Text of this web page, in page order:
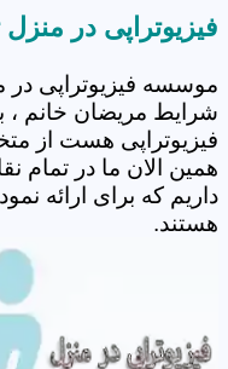
فیزیوتراپی در
موسسه فیزیوتراپی
شرایط مریضان خانم ،
فیزیوتراپی هست از
همین الان ما در تمام
داریم که برای ارائه
هستند.